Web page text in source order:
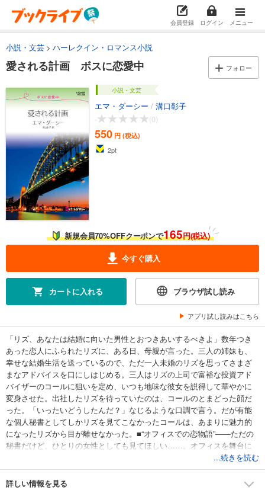
会員登録 ログイン メニュー
小説・文芸 ハーレクイン・ロマンス小説
愛される計画 ボスに恋愛中 フォロー
小説・文芸
エマ・ダーシー / 溝口彰子
-
(0)
550 円 (税込)
2pt
新規会員70%OFFクーポンで165円(税込)
今すぐ購入
カートに入れる ブラウザ試し読み
アプリ試し読みはこちら
「リズ、あなたは結婚に向いた男性とおつきあいするべきよ」数年つき
あった恋人にふられたリズに、ある日、母親が言った。三人の姉妹も、
幸せな結婚生活を送っているので、ただ一人未婚のリズを思ってさまざ
まなアドバイスを口にしはじめる。三人はリズの上司で富裕な投資アド
バイザーのコールに狙いを定め、いつも地味な彼女を説得して華やかに
変身させた。出社したリズを待っていたのは、コールのとまどった顔だ
った。「いったいどうしたんだ？」なじるような口調で言う。だが有能
な個人秘書としてしかリズを見てこなかったコールは、あまりに魅力的
になったリズから目が離せなかった。■“オフィスでの恋物語”――ただの
秘書だけど、ひとりの女性としても見てほしい……。オフィスを舞台に
...続きを読む
詳しい情報を見る